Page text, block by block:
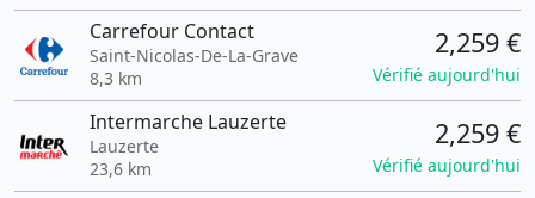
Carrefour Contact
Saint-Nicolas-De-La-Grave
8,3 km
2,259 €
Vérifié aujourd'hui
Intermarche Lauzerte
Lauzerte
23,6 km
2,259 €
Vérifié aujourd'hui